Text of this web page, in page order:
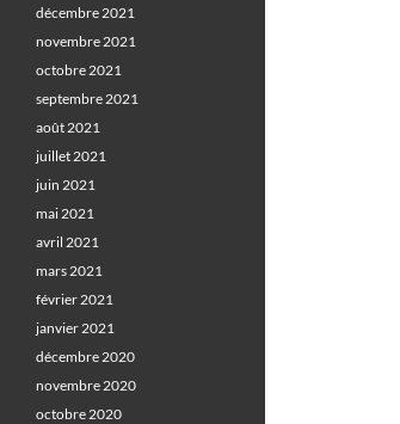
décembre 2021
novembre 2021
octobre 2021
septembre 2021
août 2021
juillet 2021
juin 2021
mai 2021
avril 2021
mars 2021
février 2021
janvier 2021
décembre 2020
novembre 2020
octobre 2020